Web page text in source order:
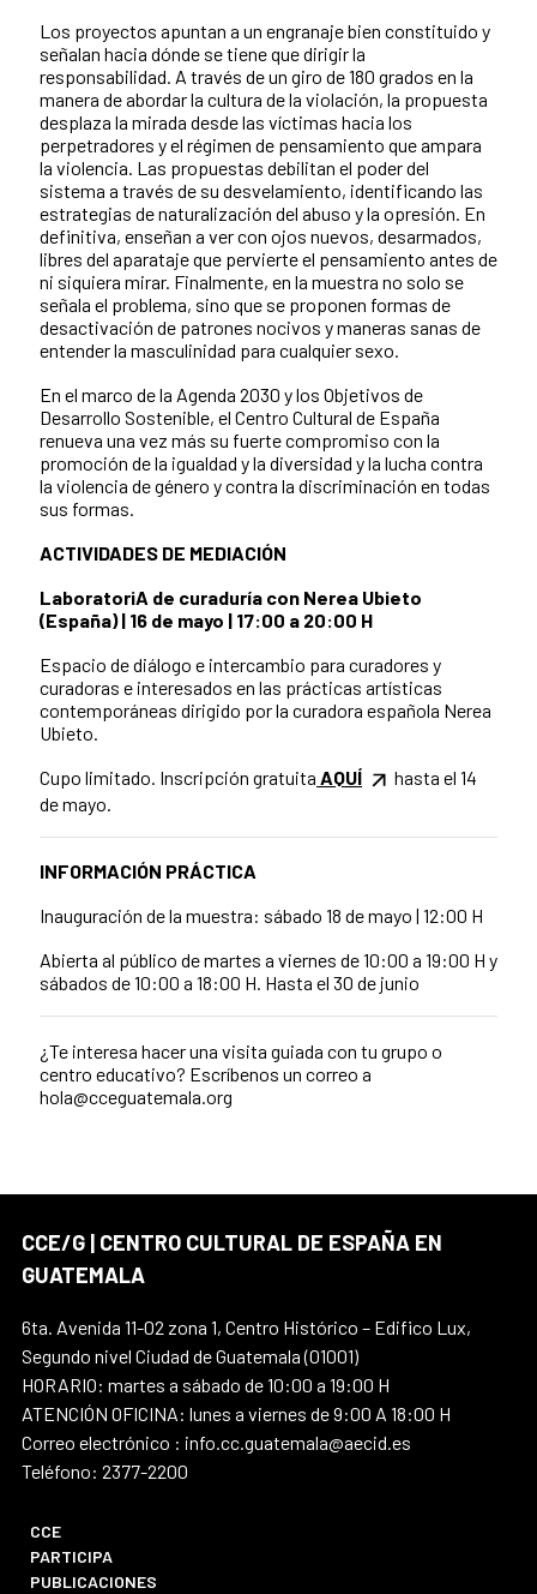
Los proyectos apuntan a un engranaje bien constituido y
señalan hacia dónde se tiene que dirigir la
responsabilidad. A través de un giro de 180 grados en la
manera de abordar la cultura de la violación, la propuesta
desplaza la mirada desde las víctimas hacia los
perpetradores y el régimen de pensamiento que ampara
la violencia. Las propuestas debilitan el poder del
sistema a través de su desvelamiento, identificando las
estrategias de naturalización del abuso y la opresión. En
definitiva, enseñan a ver con ojos nuevos, desarmados,
libres del aparataje que pervierte el pensamiento antes de
ni siquiera mirar. Finalmente, en la muestra no solo se
señala el problema, sino que se proponen formas de
desactivación de patrones nocivos y maneras sanas de
entender la masculinidad para cualquier sexo.
En el marco de la Agenda 2030 y los Objetivos de
Desarrollo Sostenible, el Centro Cultural de España
renueva una vez más su fuerte compromiso con la
promoción de la igualdad y la diversidad y la lucha contra
la violencia de género y contra la discriminación en todas
sus formas.
ACTIVIDADES DE MEDIACIÓN
LaboratoriA de curaduría con Nerea Ubieto
(España) | 16 de mayo | 17:00 a 20:00 H
Espacio de diálogo e intercambio para curadores y
curadoras e interesados en las prácticas artísticas
contemporáneas dirigido por la curadora española Nerea
Ubieto.
Cupo limitado. Inscripción gratuita AQUÍ
hasta el 14
de mayo.
INFORMACIÓN PRÁCTICA
Inauguración de la muestra: sábado 18 de mayo | 12:00 H
Abierta al público de martes a viernes de 10:00 a 19:00 H y
sábados de 10:00 a 18:00 H. Hasta el 30 de junio
¿Te interesa hacer una visita guiada con tu grupo o
centro educativo? Escríbenos un correo a
hola@cceguatemala.org
CCE/G | CENTRO CULTURAL DE ESPAÑA EN
GUATEMALA
6ta. Avenida 11-02 zona 1, Centro Histórico – Edifico Lux,
Segundo nivel Ciudad de Guatemala (01001)
HORARIO: martes a sábado de 10:00 a 19:00 H
ATENCIÓN OFICINA: lunes a viernes de 9:00 A 18:00 H
Correo electrónico : info.cc.guatemala@aecid.es
Teléfono: 2377-2200
CCE
PARTICIPA
PUBLICACIONES